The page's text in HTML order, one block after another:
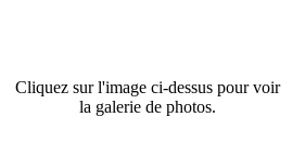
Cliquez sur l'image ci-dessus pour voir
la galerie de photos.